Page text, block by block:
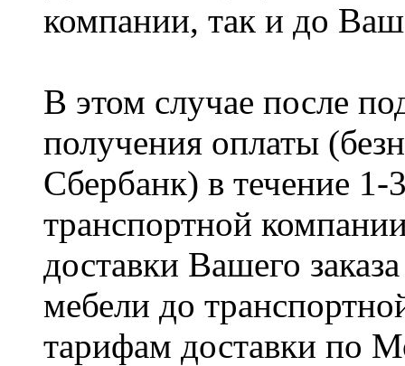
компании, так и до
В этом случае после
получения оплаты
Сбербанк) в течение
транспортной
доставки Вашего
мебели до
тарифам доставки по